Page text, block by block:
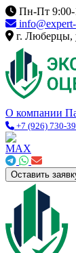
Пн-Пт 9:00-
г. Люберцы,
О компании
+7 (926) 730-
Оставить